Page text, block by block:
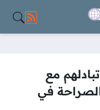
مواقع
مع
في